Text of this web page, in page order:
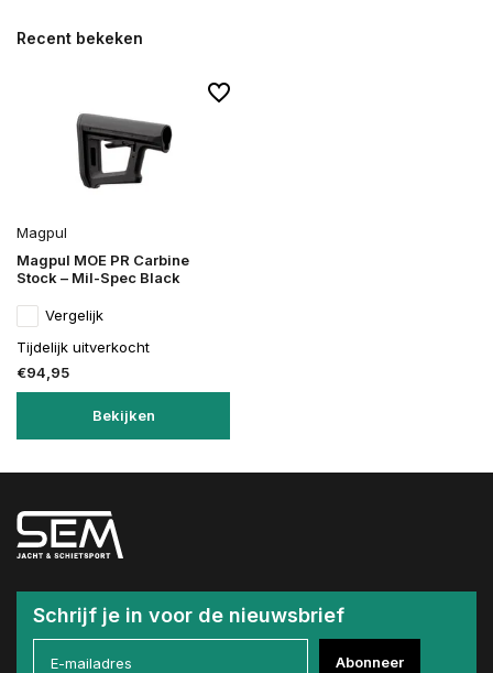
Recent bekeken
Magpul
Magpul MOE PR Carbine
Stock – Mil-Spec Black
Vergelijk
Tijdelijk uitverkocht
€94,95
Bekijken
Schrijf je in voor de nieuwsbrief
Abonneer